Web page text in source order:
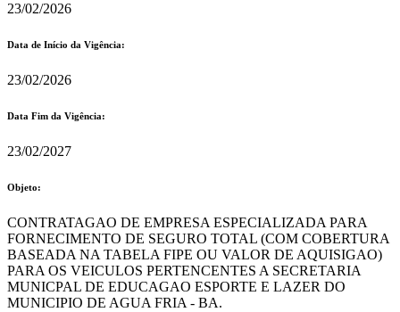
23/02/2026
Data de Início da Vigência:
23/02/2026
Data Fim da Vigência:
23/02/2027
Objeto:
CONTRATAGAO DE EMPRESA ESPECIALIZADA PARA
FORNECIMENTO DE SEGURO TOTAL (COM COBERTURA
BASEADA NA TABELA FIPE OU VALOR DE AQUISIGAO)
PARA OS VEICULOS PERTENCENTES A SECRETARIA
MUNICPAL DE EDUCAGAO ESPORTE E LAZER DO
MUNICIPIO DE AGUA FRIA - BA.